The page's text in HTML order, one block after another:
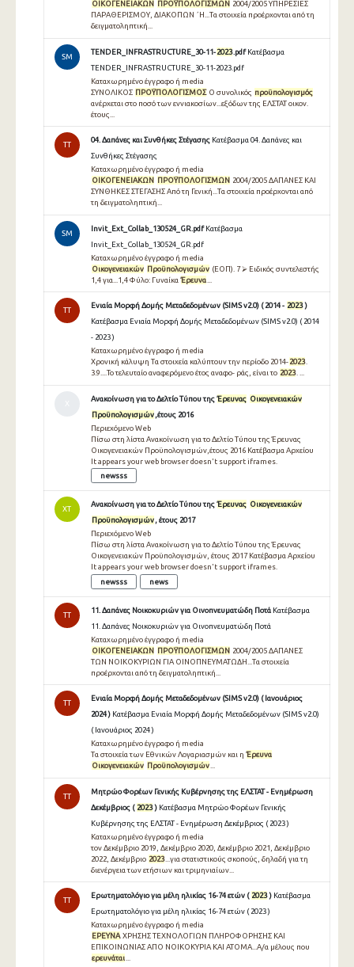
ΟΙΚΟΓΕΝΕΙΑΚΩΝ ΠΡΟΫΠΟΛΟΓΙΣΜΩΝ 2004/2005 ΥΠΗΡΕΣΙΕΣ
ΠΑΡΑΘΕΡΙΣΜΟΥ, ΔΙΑΚΟΠΩΝ ΄Η...Τα στοιχεία προέρχονται από τη
δειγματοληπτική...
SM
TENDER_INFRASTRUCTURE_30-11- 2023.pdf Κατέβασμα
TENDER_INFRASTRUCTURE_30-11-2023.pdf
Καταχωρημένο έγγραφο ή media
ΣΥΝΟΛΙΚΟΣ ΠΡΟΫΠΟΛΟΓΙΣΜΟΣΟ συνολικός προϋπολογισμός
ανέρχεται στο ποσό των εννιακοσίων...εξόδων της ΕΛΣΤΑΤ οικον.
έτους...
TT
04. Δαπάνες και Συνθήκες Στέγασης Κατέβασμα 04. Δαπάνες και
Συνθήκες Στέγασης
Καταχωρημένο έγγραφο ή media
ΟΙΚΟΓΕΝΕΙΑΚΩΝ ΠΡΟΫΠΟΛΟΓΙΣΜΩΝ 2004/2005 ΔΑΠΑΝΕΣ ΚΑΙ
ΣΥΝΘΗΚΕΣ ΣΤΕΓΑΣΗΣ Από τη Γενική...Τα στοιχεία προέρχονται από
τη δειγματοληπτική...
SM
Invit_Ext_Collab_130524_GR.pdf Κατέβασμα
Invit_Ext_Collab_130524_GR.pdf
Καταχωρημένο έγγραφο ή media
Οικογενειακών Προϋπολογισμών (ΕΟΠ). 7 ⮚ Ειδικός συντελεστής
1,4 για...1,4 Φύλο: Γυναίκα Έρευνα
TT
Ενιαία Μορφή Δομής Μεταδεδομένων (SIMS v2.0) ( 2014 - 2023)
Κατέβασμα Ενιαία Μορφή Δομής Μεταδεδομένων (SIMS v2.0) ( 2014
- 2023 )
Καταχωρημένο έγγραφο ή media
Χρονική κάλυψη Τα στοιχεία καλύπτουν την περίοδο 2014- 2023.
3.9....Το τελευταίο αναφερόμενο έτος αναφο- ράς, είναι το 2023. ...
Ανακοίνωση για το Δελτίο Τύπου της Έρευνας Οικογενειακών
Προϋπολογισμών ,έτους 2016
Περιεχόμενο Web
Πίσω στη λίστα Ανακοίνωση για το Δελτίο Τύπου της Έρευνας
Οικογενειακών Προϋπολογισμών,έτους 2016 Κατέβασμα Αρχείου
It appears your web browser doesn't support iframes.
newsss
ΧΤ
Ανακοίνωση για το Δελτίο Τύπου της Έρευνας Οικογενειακών
Προϋπολογισμών , έτους 2017
Περιεχόμενο Web
Πίσω στη λίστα Ανακοίνωση για το Δελτίο Τύπου της Έρευνας
Οικογενειακών Προϋπολογισμών, έτους 2017 Κατέβασμα Αρχείου
It appears your web browser doesn't support iframes.
newsss
news
TT
11. Δαπάνες Νοικοκυριών για Οινοπνευματώδη Ποτά Κατέβασμα
11. Δαπάνες Νοικοκυριών για Οινοπνευματώδη Ποτά
Καταχωρημένο έγγραφο ή media
ΟΙΚΟΓΕΝΕΙΑΚΩΝ ΠΡΟΫΠΟΛΟΓΙΣΜΩΝ 2004/2005 ΔΑΠΑΝΕΣ
ΤΩΝ ΝΟΙΚΟΚΥΡΙΩΝ ΓΙΑ ΟΙΝΟΠΝΕΥΜΑΤΩΔΗ...Τα στοιχεία
προέρχονται από τη δειγματοληπτική...
TT
Ενιαία Μορφή Δομής Μεταδεδομένων (SIMS v2.0) ( Ιανουάριος
2024 ) Κατέβασμα Ενιαία Μορφή Δομής Μεταδεδομένων (SIMS v2.0)
( Ιανουάριος 2024 )
Καταχωρημένο έγγραφο ή media
Τα στοιχεία των Εθνικών Λογαριασμών και η Έρευνα
Οικογενειακών Προϋπολογισμών...
TT
Μητρώο Φορέων Γενικής Κυβέρνησης της ΕΛΣΤΑΤ - Ενημέρωση
Δεκέμβριος ( 2023) Κατέβασμα Μητρώο Φορέων Γενικής
Κυβέρνησης της ΕΛΣΤΑΤ - Ενημέρωση Δεκέμβριος ( 2023 )
Καταχωρημένο έγγραφο ή media
τον Δεκέμβριο 2019, Δεκέμβριο 2020, Δεκέμβριο 2021, Δεκέμβριο
2022, Δεκέμβριο 2023...για στατιστικούς σκοπούς, δηλαδή για τη
διενέργεια των ετήσιων και τριμηνιαίων...
TT
Ερωτηματολόγιο για μέλη ηλικίας 16-74 ετών ( 2023) Κατέβασμα
Ερωτηματολόγιο για μέλη ηλικίας 16-74 ετών ( 2023 )
Καταχωρημένο έγγραφο ή media
ΕΡΕΥΝΑΧΡΗΣΗΣ ΤΕΧΝΟΛΟΓΙΩΝ ΠΛΗΡΟΦΟΡΗΣΗΣ ΚΑΙ
ΕΠΙΚΟΙΝΩΝΙΑΣ ΑΠΟ ΝΟΙΚΟΚΥΡΙΑ KAI ΑΤΟΜΑ...Α/α μέλους που
ερευνάται...